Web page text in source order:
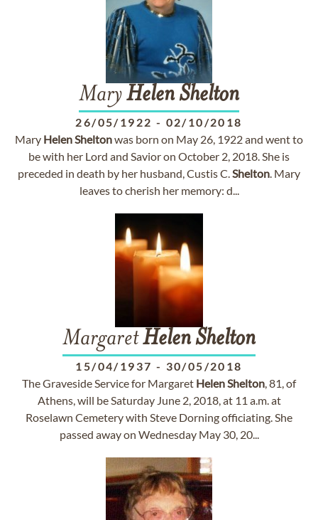
MaryHelenShelton
26/05/1922 - 02/10/2018
Mary HelenSheltonwas born on May 26, 1922 and went to
be with her Lord and Savior on October 2, 2018. She is
preceded in death by her husband, Custis C.Shelton. Mary
leaves to cherish her memory: d...
MargaretHelenShelton
15/04/1937 - 30/05/2018
The Graveside Service for Margaret HelenShelton, 81, of
Athens, will be Saturday June 2, 2018, at 11 a.m. at
Roselawn Cemetery with Steve Dorning officiating. She
passed away on Wednesday May 30, 20...